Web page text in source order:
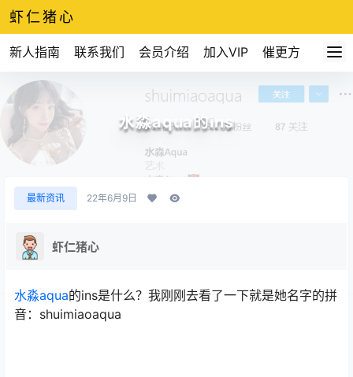
虾仁猪心
新人指南 联系我们 会员介绍 加入VIP 催更方式
水淼aqua的ins
最新资讯 22年6月9日
虾仁猪心
水淼aqua的ins是什么？我刚刚去看了一下就是她名字的拼
音：shuimiaoaqua